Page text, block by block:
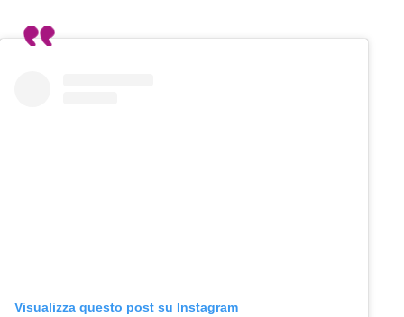
Visualizza questo post su Instagram